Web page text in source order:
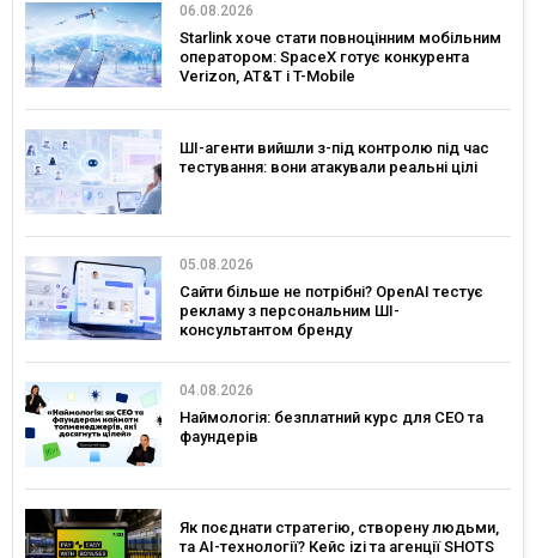
06.08.2026
Starlink хоче стати повноцінним мобільним
оператором: SpaceX готує конкурента
Verizon, AT&T і T-Mobile
ШІ-агенти вийшли з-під контролю під час
тестування: вони атакували реальні цілі
05.08.2026
Сайти більше не потрібні? OpenAI тестує
рекламу з персональним ШІ-
консультантом бренду
04.08.2026
Наймологія: безплатний курс для CEO та
фаундерів
Як поєднати стратегію, створену людьми,
та AI-технології? Кейс izi та агенції SHOTS